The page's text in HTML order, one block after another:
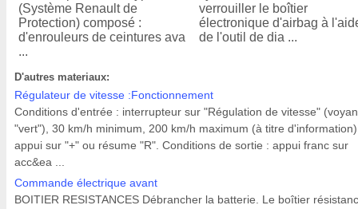
(Système Renault de
Protection) composé :
d'enrouleurs de ceintures ava
...
verrouiller le boîtier
électronique d'airbag à
de l'outil de dia ...
D'autres materiaux:
Régulateur de vitesse :Fonctionnement
Conditions d'entrée : interrupteur sur "Régulation de vitesse"
"vert"), 30 km/h minimum, 200 km/h maximum (à titre
appui sur "+" ou résume "R". Conditions de sortie : appui franc sur
acc&ea ...
Commande électrique avant
BOITIER RESISTANCES Débrancher la batterie. Le boîtier